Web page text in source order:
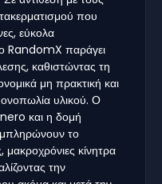
που
εύκολα
RandomX παράγει
καθιστώντας τη
μη πρακτική και
υλικού. Ο
και η δομή
το
κίνητρα
την